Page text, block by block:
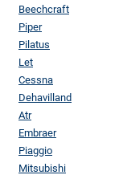
Beechcraft
Piper
Pilatus
Let
Cessna
Dehavilland
Atr
Embraer
Piaggio
Mitsubishi